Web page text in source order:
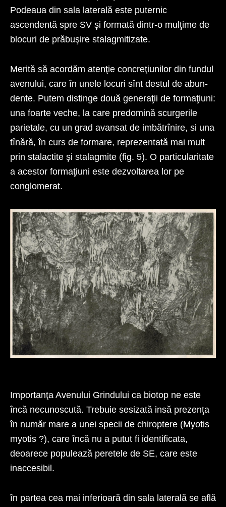
Podeaua din sala laterală este puternic
ascendentă spre SV şi formată dintr-o mulţime de
blocuri de prăbuşire stalagmitizate.
Merită să acordăm atenţie concreţiunilor din fundul
avenului, care în unele locuri sînt destul de abun­
dente. Putem distinge două generaţii de formaţiuni:
una foarte veche, la care predomină scurgerile
parie­tale, cu un grad avansat de imbătrînire, si una
tînără, în curs de formare, reprezentată mai mult
prin stalactite şi stalagmite (fig. 5). O particularitate
a acestor formaţiuni este dezvoltarea lor pe
conglomerat.
Importanţa Avenului Grindului ca biotop ne este
încă necunoscută. Trebuie sesizată insă prezenţa
în număr mare a unei specii de chiroptere (Myotis
myotis ?), care încă nu a putut fi identificata,
deoarece populează peretele de SE, care este
inaccesibil.
în partea cea mai inferioară din sala laterală se află